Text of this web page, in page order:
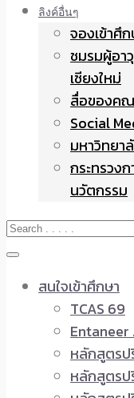
ลิงค์อื่นๆ
จองเข้าศึ
ชมรมผู้อา
เชียงใหม่
สื่อของคณ
Social
มหาวิทยา
กระทรวง
นวัตกรรม
สนใจเข้าศึกษา
TCAS 69
หลักสูตร
หลักสูตร